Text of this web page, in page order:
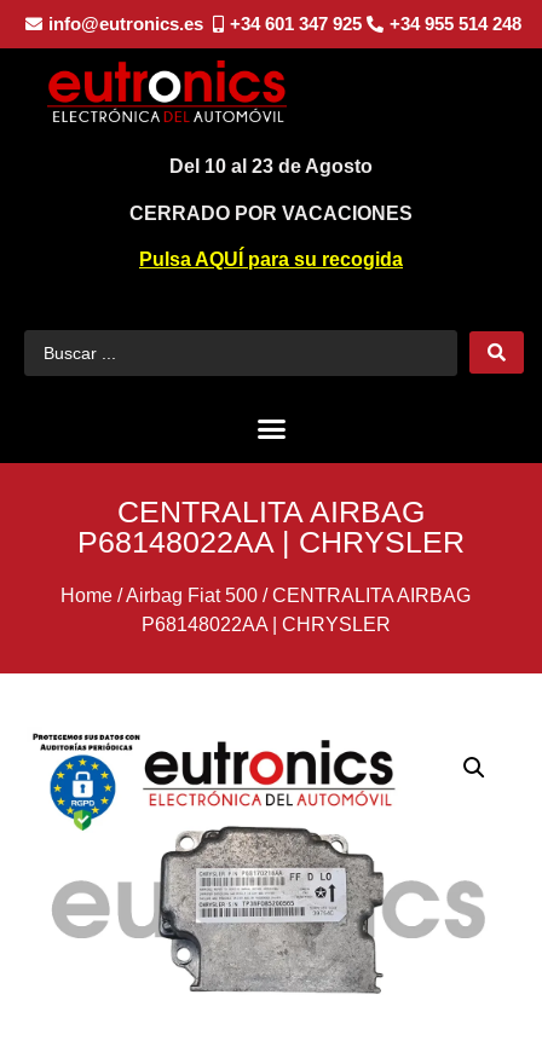
info@eutronics.es +34 601 347 925 +34 955 514 248
Del 10 al 23 de Agosto
CERRADO POR VACACIONES
Pulsa AQUÍ para su recogida
CENTRALITA AIRBAG
P68148022AA | CHRYSLER
Home /Airbag Fiat 500 /CENTRALITA AIRBAG
P68148022AA | CHRYSLER